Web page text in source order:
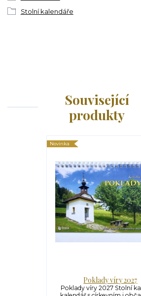
Stolní kalendáře
Související
produkty
Novinka
Poklady víry 2027
Poklady víry 2027 Stolní